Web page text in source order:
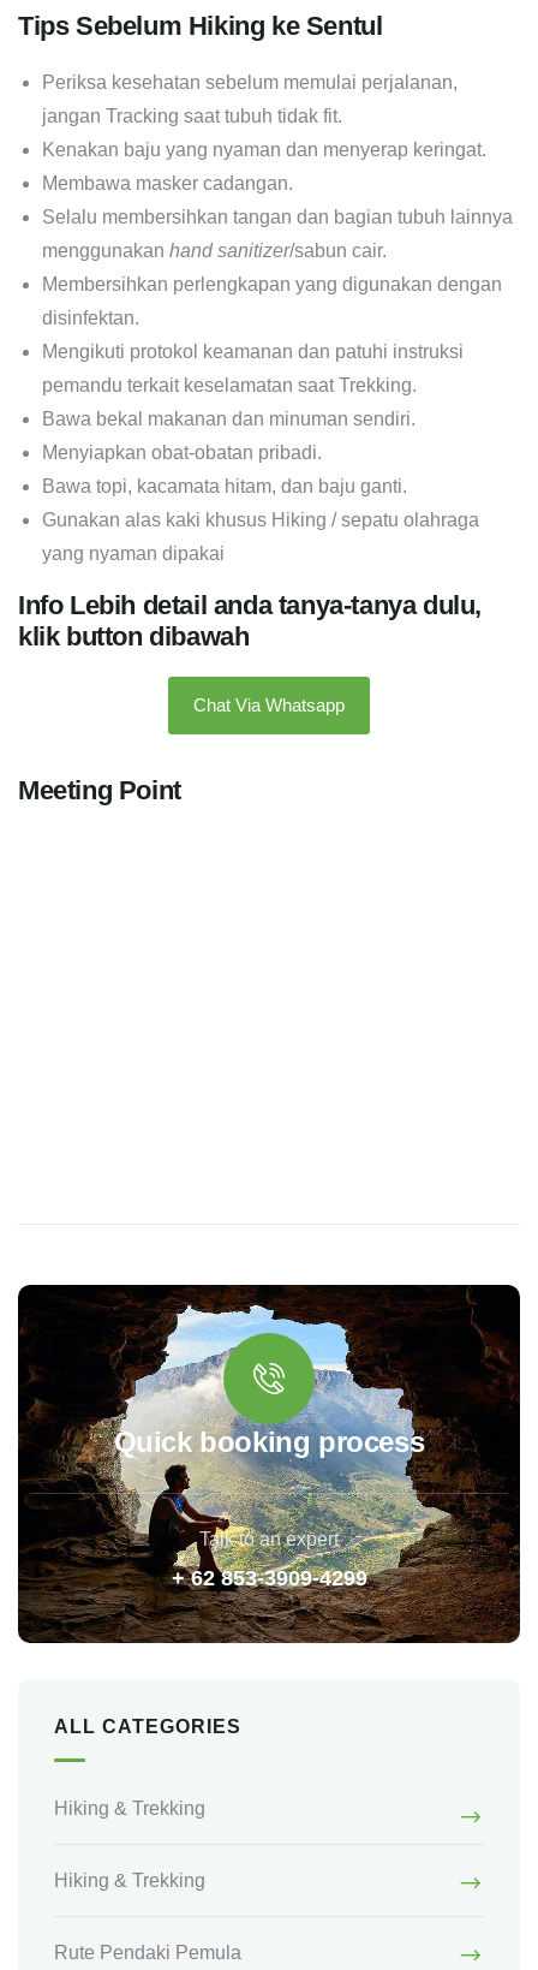
Tips Sebelum Hiking ke Sentul
Periksa kesehatan sebelum memulai perjalanan,
jangan Tracking saat tubuh tidak fit.
Kenakan baju yang nyaman dan menyerap keringat.
Membawa masker cadangan.
Selalu membersihkan tangan dan bagian tubuh lainnya
menggunakan hand sanitizer/sabun cair.
Membersihkan perlengkapan yang digunakan dengan
disinfektan.
Mengikuti protokol keamanan dan patuhi instruksi
pemandu terkait keselamatan saat Trekking.
Bawa bekal makanan dan minuman sendiri.
Menyiapkan obat-obatan pribadi.
Bawa topi, kacamata hitam, dan baju ganti.
Gunakan alas kaki khusus Hiking / sepatu olahraga
yang nyaman dipakai
Info Lebih detail anda tanya-tanya dulu,
klik button dibawah
Chat Via Whatsapp
Meeting Point
Quick booking process
Talk to an expert
+ 62 853-3909-4299
ALL CATEGORIES
Hiking & Trekking
Hiking & Trekking
Rute Pendaki Pemula